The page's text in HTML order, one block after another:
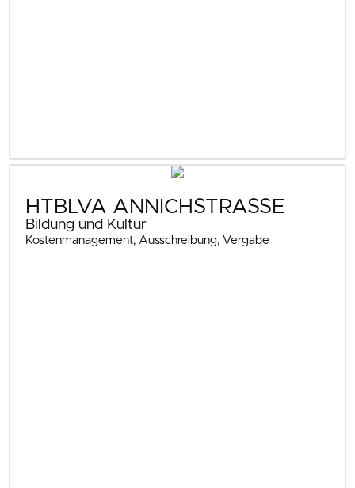
HTBLVA ANNICHSTRASSE
Bildung und Kultur
Kostenmanagement, Ausschreibung, Vergabe